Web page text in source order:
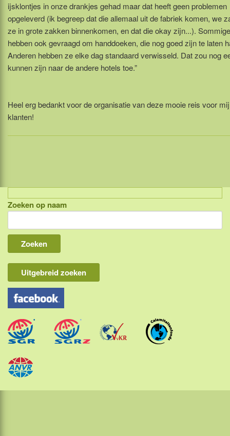
ijsklontjes in onze drankjes gehad maar dat heeft geen problemen
opgeleverd (ik begreep dat die allemaal uit de fabriek komen, we
ze in grote zakken binnenkomen, en dat die okay zijn...).
hebben ook gevraagd om handdoeken, die nog goed zijn te laten
Anderen hebben ze elke dag standaard verwisseld. Dat zou nog
kunnen zijn naar de andere hotels toe.”
Heel erg bedankt voor de organisatie van deze mooie reis voor
klanten!
Indonesië, eilandcombinaties
Bali
Lombok
Flores & Komodo
Overige Sunda eilanden
Java
Kalimantan
Molukken
Zoeken op naam
Uitgebreid zoeken